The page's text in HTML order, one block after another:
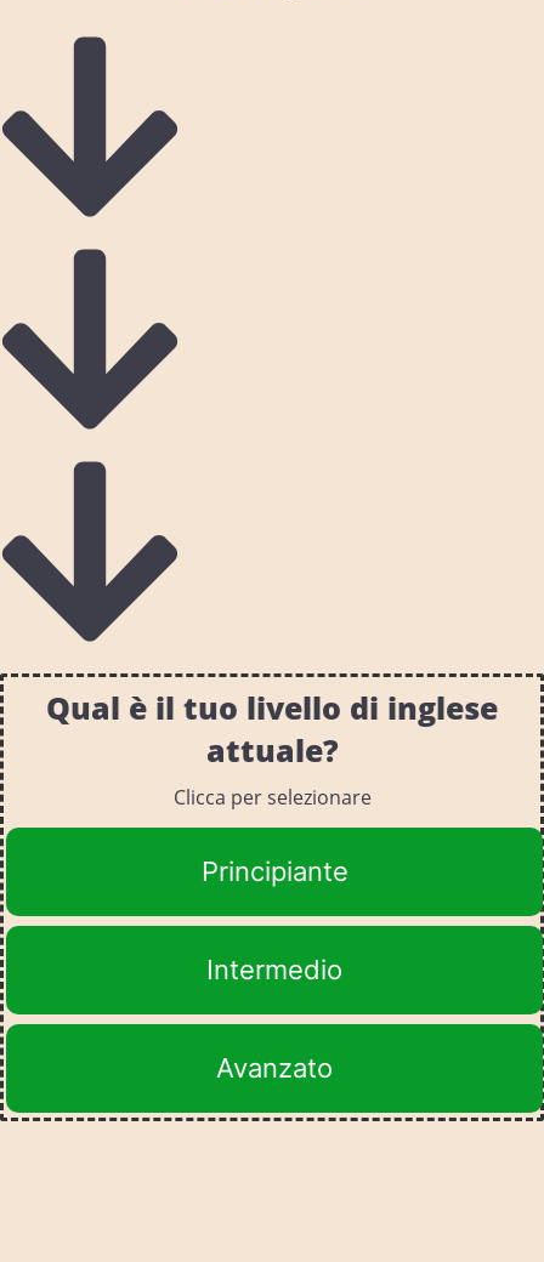
Qual è il tuo livello di inglese
attuale?
Clicca per selezionare
Principiante
Intermedio
Avanzato